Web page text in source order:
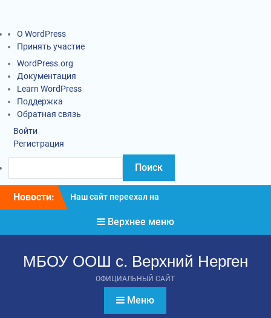
О WordPress
Принять участие
WordPress.org
Документация
Learn WordPress
Поддержка
Обратная связь
Войти
Регистрация
Новости:
Наш сайт переехал на
Информация о введении
карантинных
Социально-
тестирование
обучающихся
Верхнее меню
МБОУ ООШ с. Верхний Нерген
ОФИЦИАЛЬНЫЙ САЙТ
Меню